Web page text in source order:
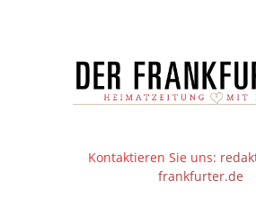
Kontaktieren Sie uns:
frankfurter.de